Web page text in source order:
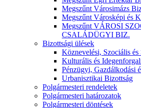
Megszűnt Városimázs
Megszűnt Városképi és
Megszűnt VÁROSI
CSALÁDÜGYI BIZ.
Bizottsági ülések
Köznevelési, Szociális
Kulturális és
Pénzügyi, Gazdálkodási
Urbanisztikai Bizottság
Polgármesteri rendeletek
Polgármesteri határozatok
Polgármesteri döntések